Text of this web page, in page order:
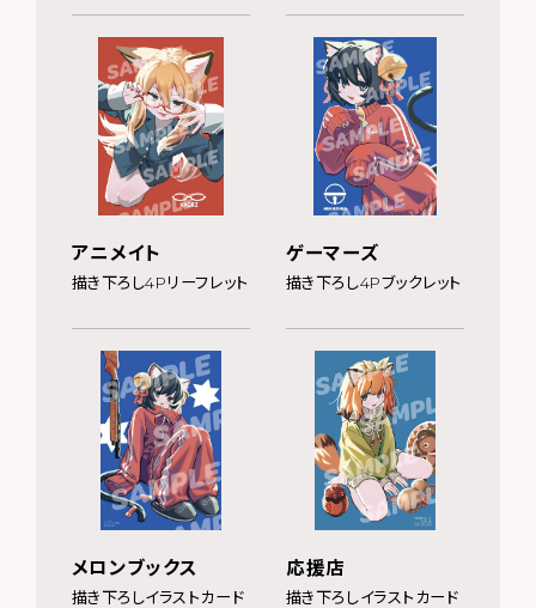
アニメイト
描き下ろし4Pリーフレット
ゲーマーズ
描き下ろし4Pブックレット
メロンブックス
描き下ろしイラストカード
応援店
描き下ろしイラストカード